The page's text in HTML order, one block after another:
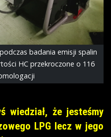
badania emisji spalin
HC przekroczone o 116
wiedział, że jesteśmy
LPG lecz w jego